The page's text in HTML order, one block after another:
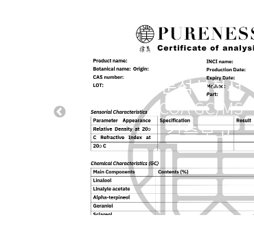
분석성적서
COA GC/MS
검측보고